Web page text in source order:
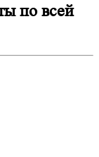
по всей